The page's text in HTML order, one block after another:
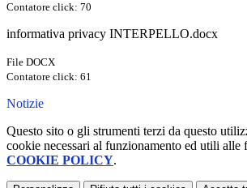
Contatore click: 70
informativa privacy INTERPELLO.docx
File DOCX
Contatore click: 61
Notizie
Questo sito o gli strumenti terzi da questo
cookie necessari al funzionamento ed utili alle
COOKIE POLICY.